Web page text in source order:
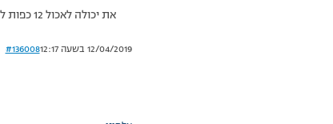
את יכולה לאכול 12 כפות ללא הבשר
12/04/2019 בשעה 12:17 #136008